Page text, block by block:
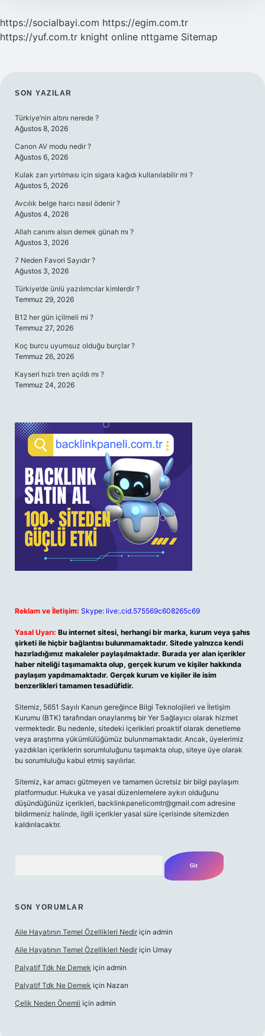
https://socialbayi.com https://egim.com.tr
https://yuf.com.tr knight online nttgame Sitemap
SIDEBAR
SON YAZILAR
Türkiye’nin altını nerede ?
Ağustos 8, 2026
Canon AV modu nedir ?
Ağustos 6, 2026
Kulak zarı yırtılması için sigara kağıdı kullanılabilir mi ?
Ağustos 5, 2026
Avcılık belge harcı nasıl ödenir ?
Ağustos 4, 2026
Allah canımı alsın demek günah mı ?
Ağustos 3, 2026
7 Neden Favori Sayıdır ?
Ağustos 3, 2026
Türkiye’de ünlü yazılımcılar kimlerdir ?
Temmuz 29, 2026
B12 her gün içilmeli mi ?
Temmuz 27, 2026
Koç burcu uyumsuz olduğu burçlar ?
Temmuz 26, 2026
Kayseri hızlı tren açıldı mı ?
Temmuz 24, 2026
Reklam ve İletişim: Skype: live:.cid.575569c608265c69
Yasal Uyarı: Bu internet sitesi, herhangi bir marka, kurum veya şahıs
şirketi ile hiçbir bağlantısı bulunmamaktadır. Sitede yalnızca kendi
hazırladığımız makaleler paylaşılmaktadır. Burada yer alan içerikler
haber niteliği taşımamakta olup, gerçek kurum ve kişiler hakkında
paylaşım yapılmamaktadır. Gerçek kurum ve kişiler ile isim
benzerlikleri tamamen tesadüfidir.
Sitemiz, 5651 Sayılı Kanun gereğince Bilgi Teknolojileri ve İletişim
Kurumu (BTK) tarafından onaylanmış bir Yer Sağlayıcı olarak hizmet
vermektedir. Bu nedenle, sitedeki içerikleri proaktif olarak denetleme
veya araştırma yükümlülüğümüz bulunmamaktadır. Ancak, üyelerimiz
yazdıkları içeriklerin sorumluluğunu taşımakta olup, siteye üye olarak
bu sorumluluğu kabul etmiş sayılırlar.
Sitemiz, kar amacı gütmeyen ve tamamen ücretsiz bir bilgi paylaşım
platformudur. Hukuka ve yasal düzenlemelere aykırı olduğunu
düşündüğünüz içerikleri, backlinkpanelicomtr@gmail.com adresine
bildirmeniz halinde, ilgili içerikler yasal süre içerisinde sitemizden
kaldırılacaktır.
SON YORUMLAR
Aile Hayatının Temel Özellikleri Nedir için admin
Aile Hayatının Temel Özellikleri Nedir için Umay
Palyatif Tdk Ne Demek için admin
Palyatif Tdk Ne Demek için Nazan
Çelik Neden Önemli için admin